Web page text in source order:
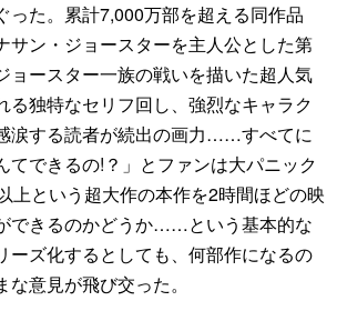
った。累計7,000万部を超える同作品
サン・ジョースターを主人公とした第
ョースター一族の戦いを描いた超人気
る独特なセリフ回し、強烈なキャラク
涙する読者が続出の画力……すべてに
てできるの!？」とファンは大パニック
上という超大作の本作を2時間ほどの映
できるのかどうか……という基本的な
ーズ化するとしても、何部作になるの
意見が飛び交った。